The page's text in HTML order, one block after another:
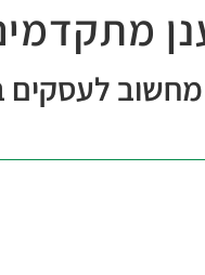
מחשוב